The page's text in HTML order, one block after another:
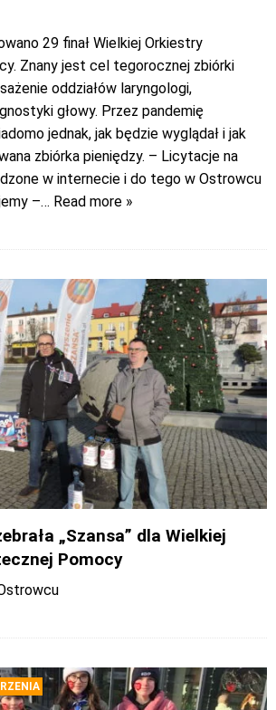
29 finał Wielkiej Orkiestry
Znany jest cel tegorocznej zbiórki
oddziałów laryngologi,
głowy. Przez pandemię
jednak, jak będzie wyglądał i jak
zbiórka pieniędzy. – Licytacje na
w internecie i do tego w Ostrowcu
–… Read more »
„Szansa” dla Wielkiej
Pomocy